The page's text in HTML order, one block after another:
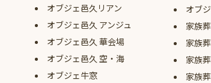
オブジェ 邑久リアン
オブジェ 邑久 アンジュ
オブジェ 邑久 華会場
オブジェ 邑久 空・海
オブジェ牛窓
オブ
家族
家族
家族
家族